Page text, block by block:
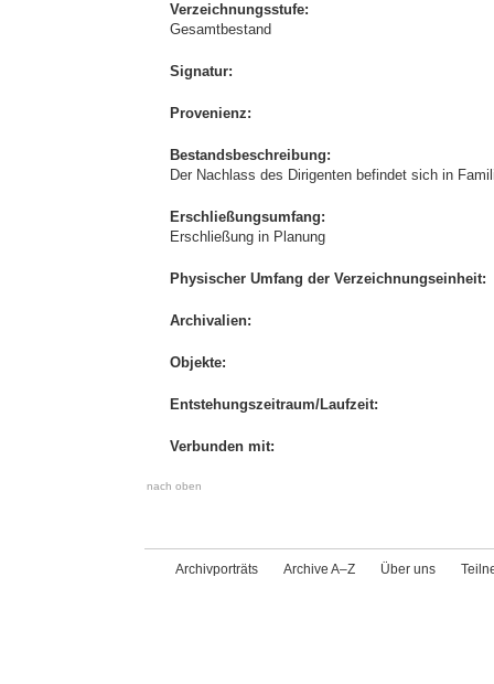
Verzeichnungsstufe:
Gesamtbestand
Signatur:
Provenienz:
Bestandsbeschreibung:
Der Nachlass des Dirigenten befindet sich in
Erschließungsumfang:
Erschließung in Planung
Physischer Umfang der Verzeichnungseinheit:
Archivalien:
Objekte:
Entstehungszeitraum/Laufzeit:
Verbunden mit:
nach oben
Archivporträts Archive A–Z Über uns